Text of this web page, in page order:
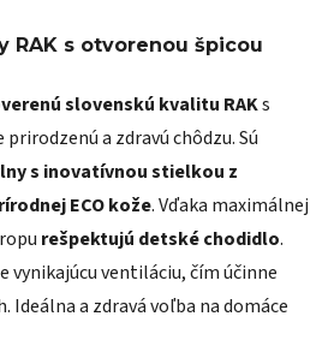
RAK s otvorenou špicou
slovenskú kvalitu RAKs
a zdravú chôdzu. Sú
s inovatívnou stielkou z
ECO kože. Vďaka maximálnej
rešpektujú detské chodidlo.
vynikajúcu ventiláciu, čím účinne
Ideálna a zdravá voľba na domáce